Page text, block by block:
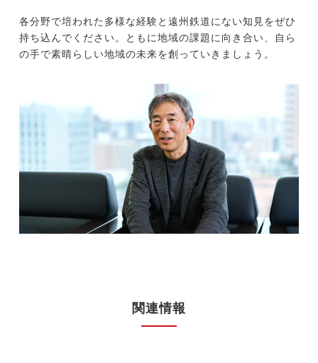
各分野で培われた多様な経験と遠州鉄道にない知見をぜひ
持ち込んでください。ともに地域の課題に向き合い、自ら
の手で素晴らしい地域の未来を創っていきましょう。
関連情報